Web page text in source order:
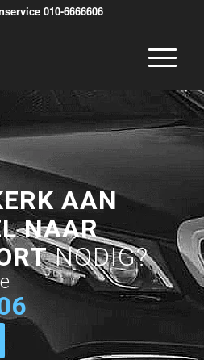
010-6666606
AAN
NAAR
NODIG?